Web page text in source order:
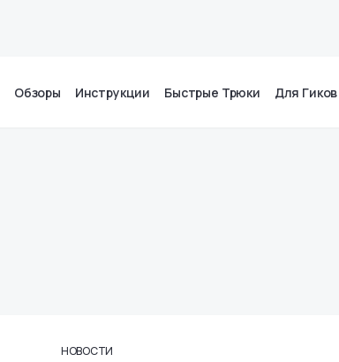
Обзоры Инструкции Быстрые Трюки Для Гиков
НОВОСТИ